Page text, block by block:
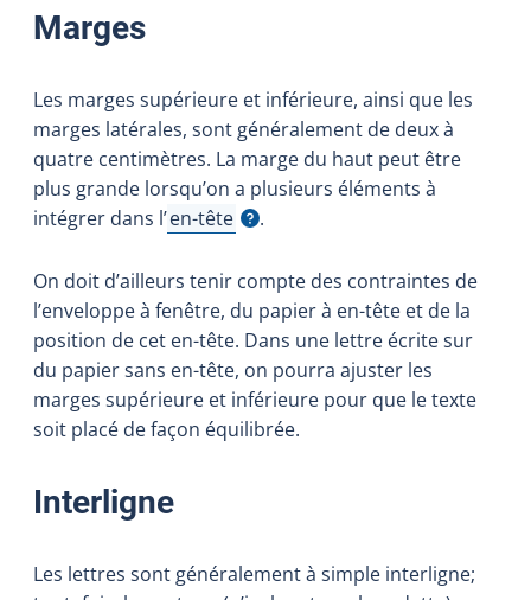
Marges
Les marges supérieure et inférieure, ainsi que les
marges latérales, sont généralement de deux à
quatre centimètres. La marge du haut peut être
plus grande lorsqu’on a plusieurs éléments à
intégrer dans l’en-tête
Afficher l'infobulle
.
On doit d’ailleurs tenir compte des contraintes de
l’enveloppe à fenêtre, du papier à en-tête et de la
position de cet en-tête. Dans une lettre écrite sur
du papier sans en-tête, on pourra ajuster les
marges supérieure et inférieure pour que le texte
soit placé de façon équilibrée.
Interligne
Les lettres sont généralement à simple interligne;